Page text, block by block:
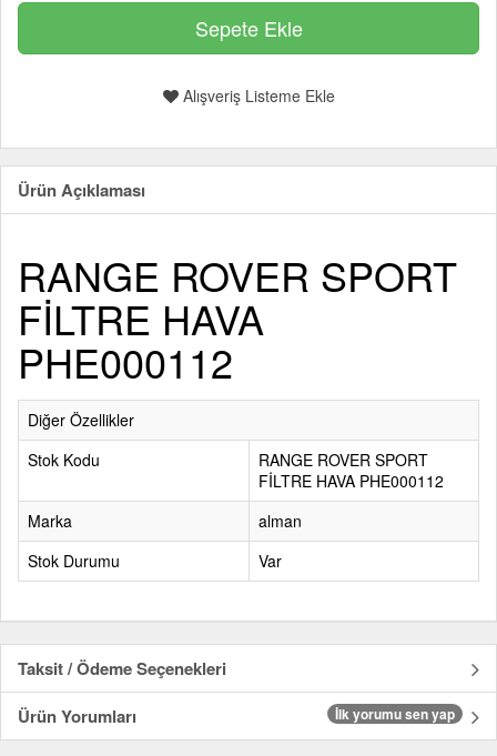
Alışveriş Listeme Ekle
Ürün Açıklaması
RANGE ROVER SPORT
FİLTRE HAVA
PHE000112
Diğer Özellikler
Stok Kodu
RANGE ROVER SPORT
FİLTRE HAVA PHE000112
Marka
alman
Stok Durumu
Var
Taksit / Ödeme Seçenekleri
Ürün Yorumları
İlk yorumu sen yap